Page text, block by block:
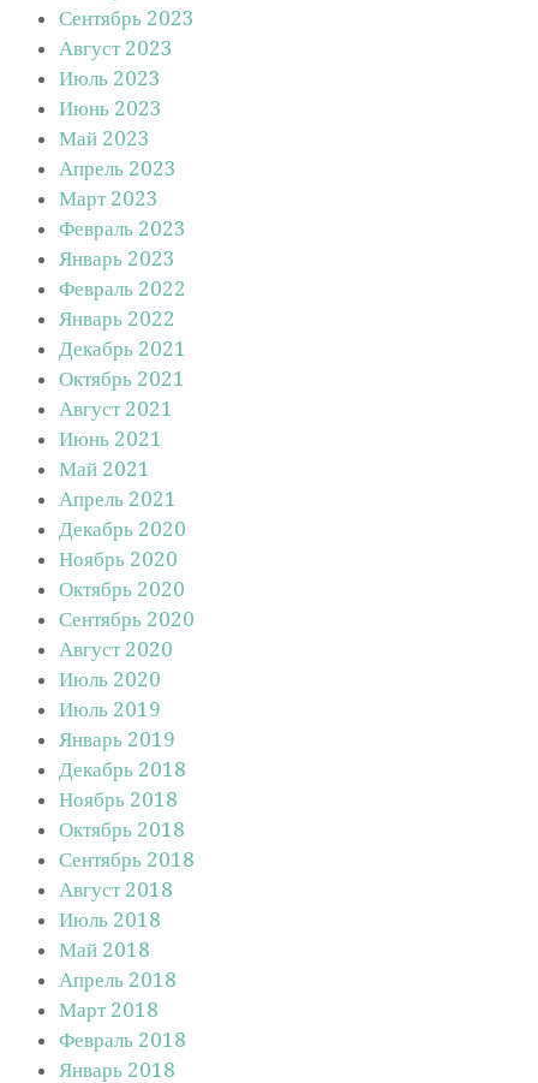
Сентябрь 2023
Август 2023
Июль 2023
Июнь 2023
Май 2023
Апрель 2023
Март 2023
Февраль 2023
Январь 2023
Февраль 2022
Январь 2022
Декабрь 2021
Октябрь 2021
Август 2021
Июнь 2021
Май 2021
Апрель 2021
Декабрь 2020
Ноябрь 2020
Октябрь 2020
Сентябрь 2020
Август 2020
Июль 2020
Июль 2019
Январь 2019
Декабрь 2018
Ноябрь 2018
Октябрь 2018
Сентябрь 2018
Август 2018
Июль 2018
Май 2018
Апрель 2018
Март 2018
Февраль 2018
Январь 2018